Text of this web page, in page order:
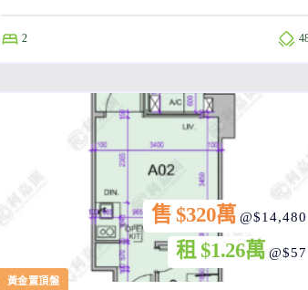
2
黃金置頂盤
售 $320萬 @$14,480
租 $1.26萬 @$57